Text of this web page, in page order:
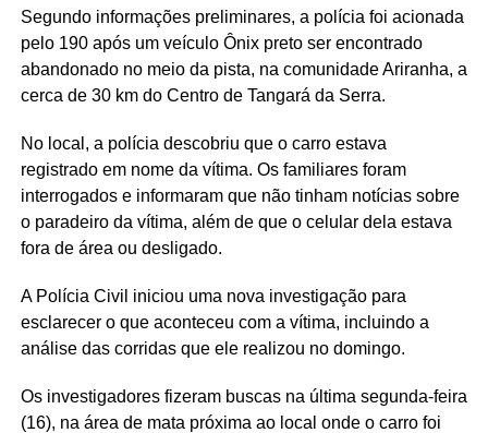
Segundo informações preliminares, a polícia foi acionada
pelo 190 após um veículo Ônix preto ser encontrado
abandonado no meio da pista, na comunidade Ariranha, a
cerca de 30 km do Centro de Tangará da Serra.
No local, a polícia descobriu que o carro estava
registrado em nome da vítima. Os familiares foram
interrogados e informaram que não tinham notícias sobre
o paradeiro da vítima, além de que o celular dela estava
fora de área ou desligado.
A Polícia Civil iniciou uma nova investigação para
esclarecer o que aconteceu com a vítima, incluindo a
análise das corridas que ele realizou no domingo.
Os investigadores fizeram buscas na última segunda-feira
(16), na área de mata próxima ao local onde o carro foi